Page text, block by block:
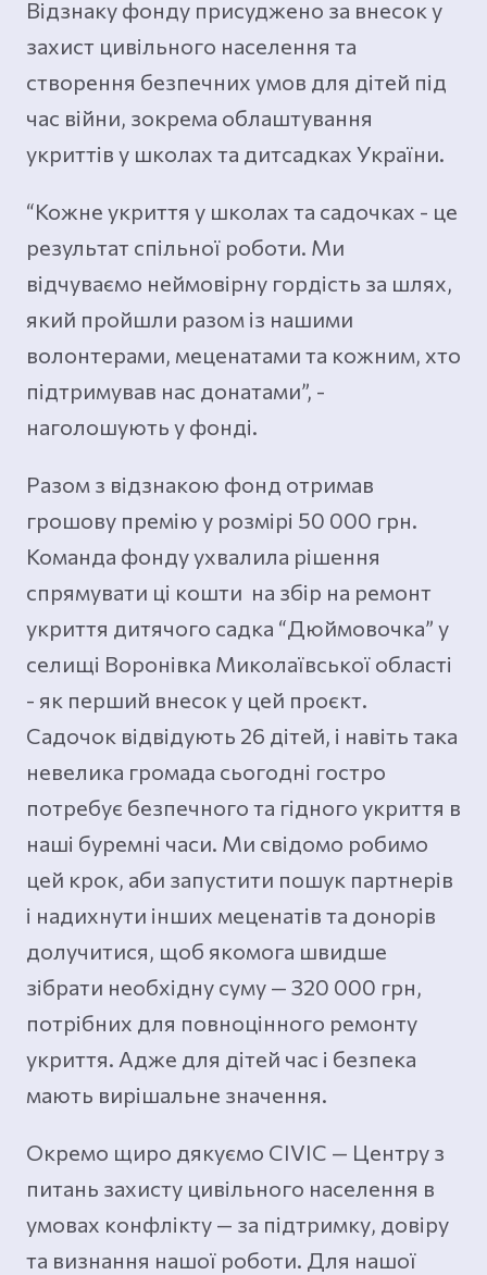
Відзнаку фонду присуджено за внесок у
захист цивільного населення та
створення безпечних умов для дітей під
час війни, зокрема облаштування
укриттів у школах та дитсадках України.
“Кожне укриття у школах та садочках - це
результат спільної роботи. Ми
відчуваємо неймовірну гордість за шлях,
який пройшли разом із нашими
волонтерами, меценатами та кожним, хто
підтримував нас донатами”, -
наголошують у фонді.
Разом з відзнакою фонд отримав
грошову премію у розмірі 50 000 грн.
Команда фонду ухвалила рішення
спрямувати ці кошти на збір на ремонт
укриття дитячого садка “Дюймовочка” у
селищі Воронівка Миколаївської області
- як перший внесок у цей проєкт.
Садочок відвідують 26 дітей, і навіть така
невелика громада сьогодні гостро
потребує безпечного та гідного укриття в
наші буремні часи. Ми свідомо робимо
цей крок, аби запустити пошук партнерів
і надихнути інших меценатів та донорів
долучитися, щоб якомога швидше
зібрати необхідну суму — 320 000 грн,
потрібних для повноцінного ремонту
укриття. Адже для дітей час і безпека
мають вирішальне значення.
Окремо щиро дякуємо CIVIC — Центру з
питань захисту цивільного населення в
умовах конфлікту — за підтримку, довіру
та визнання нашої роботи. Для нашої